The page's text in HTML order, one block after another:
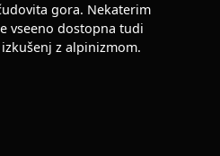
gora. Nekaterim
vseeno dostopna tudi
z alpinizmom.